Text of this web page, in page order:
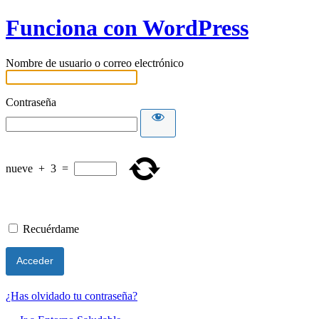
Funciona con WordPress
Nombre de usuario o correo electrónico
Contraseña
nueve + 3 =
Recuérdame
¿Has olvidado tu contraseña?